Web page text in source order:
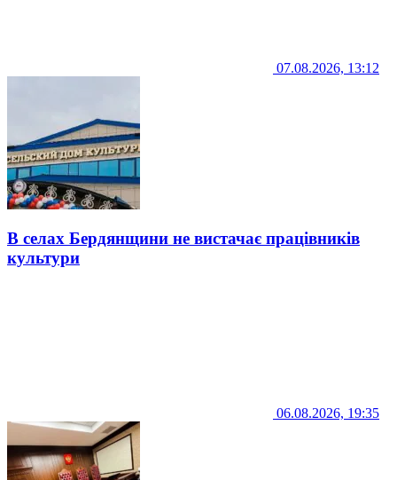
07.08.2026, 13:12
В селах Бердянщини не вистачає працівників
культури
06.08.2026, 19:35